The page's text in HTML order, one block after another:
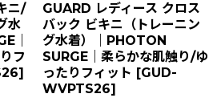
ニ/
水
｜
フ
]
GUARD レディース クロス
バック ビキニ（トレーニン
グ水着）｜PHOTON
SURGE｜柔らかな肌触り/ゆ
ったりフィット [GUD-
WVPTS26]